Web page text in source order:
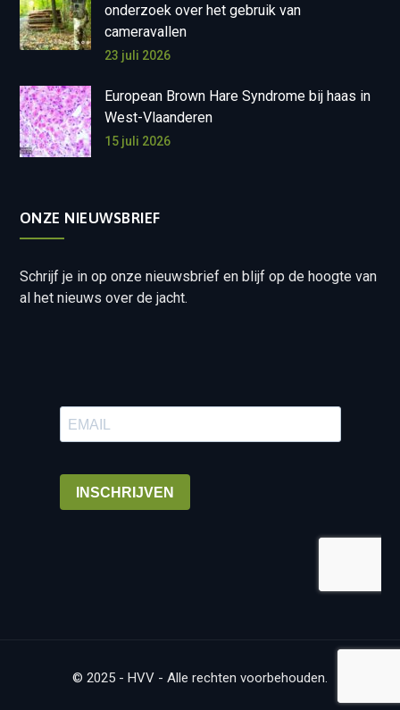
onderzoek over het gebruik van
cameravallen
23 juli 2026
European Brown Hare Syndrome bij haas in
West-Vlaanderen
15 juli 2026
ONZE NIEUWSBRIEF
Schrijf je in op onze nieuwsbrief en blijf op de hoogte van
al het nieuws over de jacht.
© 2025 - HVV - Alle rechten voorbehouden.